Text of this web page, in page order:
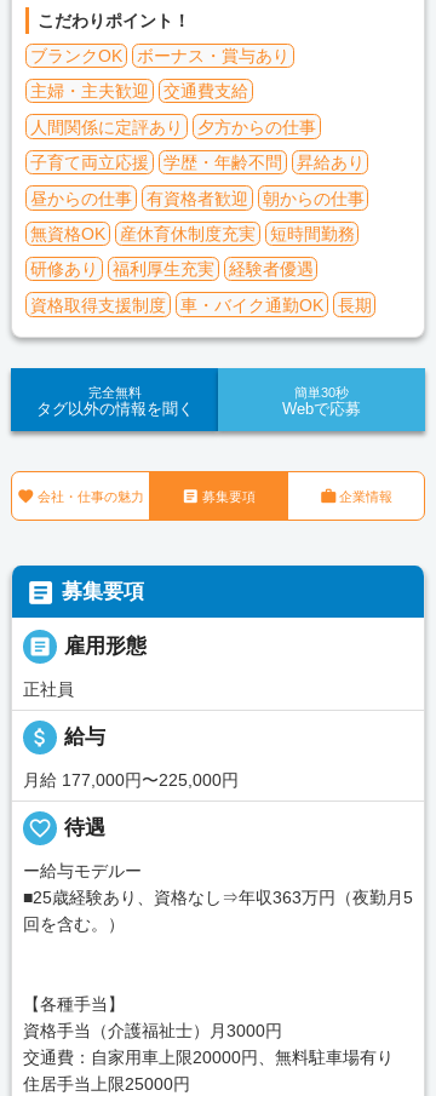
こだわりポイント！
ブランクOK
ボーナス・賞与あり
主婦・主夫歓迎
交通費支給
人間関係に定評あり
夕方からの仕事
子育て両立応援
学歴・年齢不問
昇給あり
昼からの仕事
有資格者歓迎
朝からの仕事
無資格OK
産休育休制度充実
短時間勤務
研修あり
福利厚生充実
経験者優遇
資格取得支援制度
車・バイク通勤OK 長期
完全無料
タグ以外の情報を聞く
簡単30秒
Webで応募
 会社・仕事の魅力  募集要項 企業情報
 募集要項
 雇用形態
正社員
attach_money 給与
月給 177,000円〜225,000円
favorite_border 待遇
ー給与モデルー
■25歳経験あり、資格なし⇒年収363万円（夜勤月5
回を含む。）
【各種手当】
資格手当（介護福祉士）月3000円
交通費：自家用車上限20000円、無料駐車場有り
住居手当上限25000円